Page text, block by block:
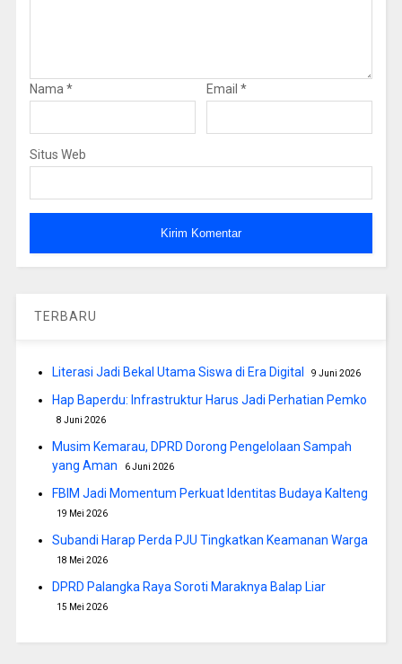
Nama * Email *
Situs Web
TERBARU
Literasi Jadi Bekal Utama Siswa di Era Digital 9 Juni 2026
Hap Baperdu: Infrastruktur Harus Jadi Perhatian Pemko
8 Juni 2026
Musim Kemarau, DPRD Dorong Pengelolaan Sampah
yang Aman
6 Juni 2026
FBIM Jadi Momentum Perkuat Identitas Budaya Kalteng
19 Mei 2026
Subandi Harap Perda PJU Tingkatkan Keamanan Warga
18 Mei 2026
DPRD Palangka Raya Soroti Maraknya Balap Liar
15 Mei 2026